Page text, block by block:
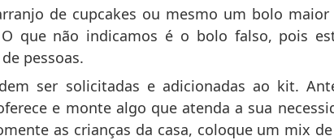
de cupcakes ou mesmo um bolo maior
que não indicamos é o bolo falso, pois
pessoas.
ser solicitadas e adicionadas ao kit.
e monte algo que atenda a sua
as crianças da casa, coloque um mix